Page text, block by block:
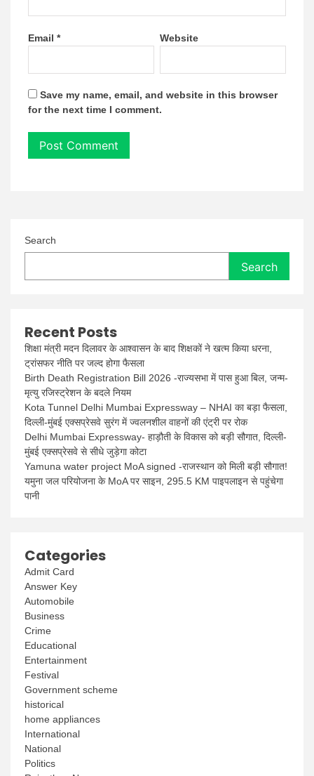
Email * Website
Save my name, email, and website in this browser
for the next time I comment.
Search
Search
Recent Posts
शिक्षा मंत्री मदन दिलावर के आश्वासन के बाद शिक्षकों ने खत्म किया धरना,
ट्रांसफर नीति पर जल्द होगा फैसला
Birth Death Registration Bill 2026 -राज्यसभा में पास हुआ बिल, जन्म-
मृत्यु रजिस्ट्रेशन के बदले नियम
Kota Tunnel Delhi Mumbai Expressway – NHAI का बड़ा फैसला,
दिल्ली-मुंबई एक्सप्रेसवे सुरंग में ज्वलनशील वाहनों की एंट्री पर रोक
Delhi Mumbai Expressway- हाड़ौती के विकास को बड़ी सौगात, दिल्ली-
मुंबई एक्सप्रेसवे से सीधे जुड़ेगा कोटा
Yamuna water project MoA signed -राजस्थान को मिली बड़ी सौगात!
यमुना जल परियोजना के MoA पर साइन, 295.5 KM पाइपलाइन से पहुंचेगा
पानी
Categories
Admit Card
Answer Key
Automobile
Business
Crime
Educational
Entertainment
Festival
Government scheme
historical
home appliances
International
National
Politics